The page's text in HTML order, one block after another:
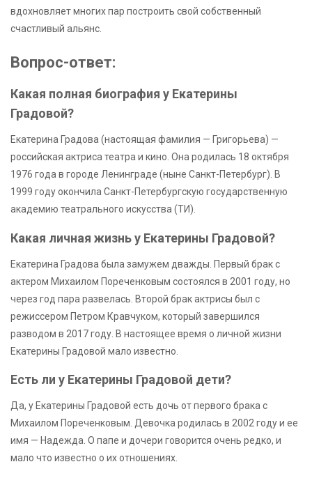
вдохновляет многих пар построить свой собственный
счастливый альянс.
Вопрос-ответ:
Какая полная биография у Екатерины
Градовой?
Екатерина Градова (настоящая фамилия — Григорьева) —
российская актриса театра и кино. Она родилась 18 октября
1976 года в городе Ленинграде (ныне Санкт-Петербург). В
1999 году окончила Санкт-Петербургскую государственную
академию театрального искусства (ТИ).
Какая личная жизнь у Екатерины Градовой?
Екатерина Градова была замужем дважды. Первый брак с
актером Михаилом Пореченковым состоялся в 2001 году, но
через год пара развелась. Второй брак актрисы был с
режиссером Петром Кравчуком, который завершился
разводом в 2017 году. В настоящее время о личной жизни
Екатерины Градовой мало известно.
Есть ли у Екатерины Градовой дети?
Да, у Екатерины Градовой есть дочь от первого брака с
Михаилом Пореченковым. Девочка родилась в 2002 году и ее
имя — Надежда. О папе и дочери говорится очень редко, и
мало что известно о их отношениях.